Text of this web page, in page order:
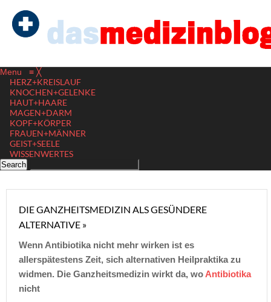
Menu ≡ ╳
HERZ+KREISLAUF
KNOCHEN+GELENKE
HAUT+HAARE
MAGEN+DARM
KOPF+KÖRPER
FRAUEN+MÄNNER
GEIST+SEELE
WISSENWERTES
DIE GANZHEITSMEDIZIN ALS GESÜNDERE
ALTERNATIVE »
Wenn Antibiotika nicht mehr wirken ist es
allerspätestens Zeit, sich alternativen Heilpraktika zu
widmen. Die Ganzheitsmedizin wirkt da, wo Antibiotika
nicht